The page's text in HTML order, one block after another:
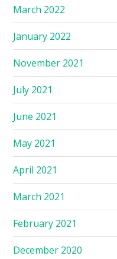
March 2022
January 2022
November 2021
July 2021
June 2021
May 2021
April 2021
March 2021
February 2021
December 2020